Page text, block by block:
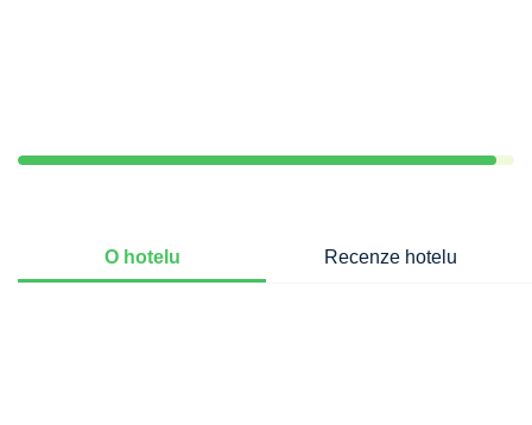
O hotelu Recenze hotelu